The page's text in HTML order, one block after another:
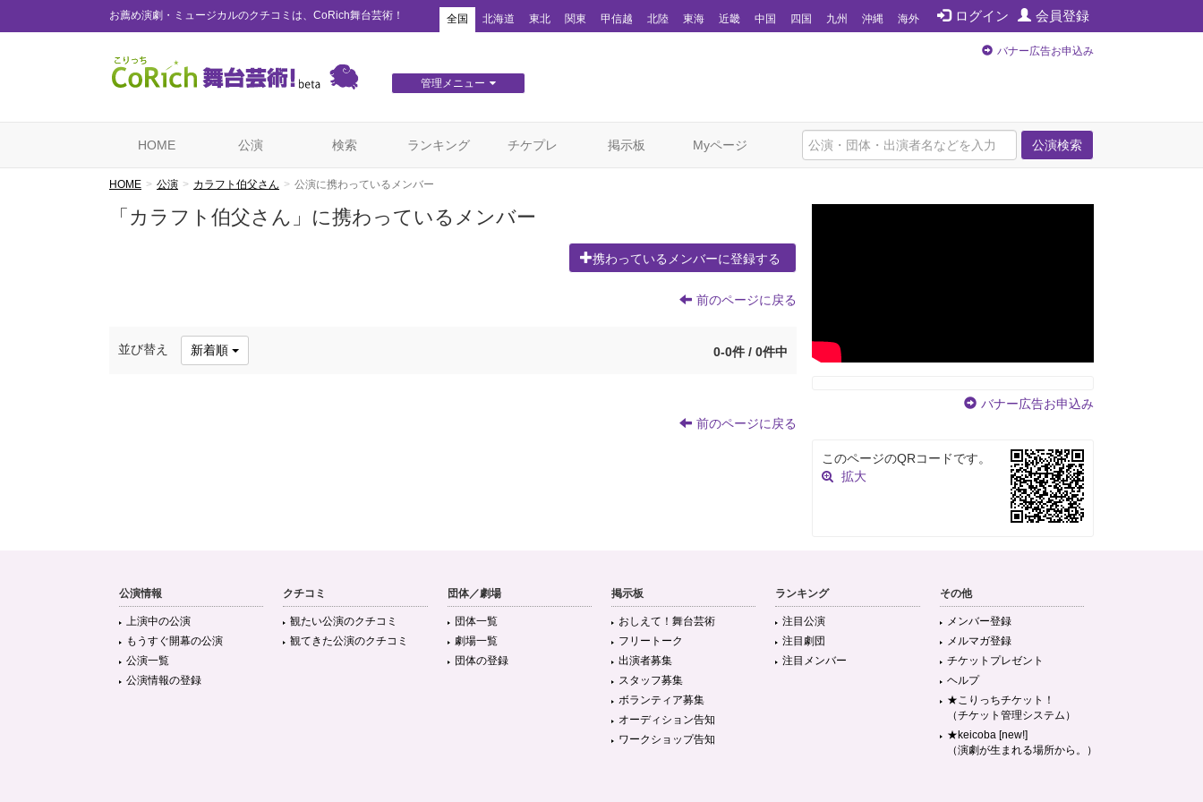
お薦め演劇・ミュージカルのクチコミは、CoRich舞台芸術！ ログイン 会員登録
全国 北海道 東北 関東 甲信越 北陸 東海 近畿 中国 四国 九州 沖縄 海外
管理メニュー
バナー広告お申込み
公演検索
HOME 公演 検索 ランキング チケプレ 掲示板 Myページ
HOME 公演 カラフト伯父さん 公演に携わっているメンバー
「カラフト伯父さん」に携わっているメンバー
携わっているメンバーに登録する
前のページに戻る
並び替え 新着順 0-0件 / 0件中
前のページに戻る
バナー広告お申込み
このページのQRコードです。
拡大
公演情報
上演中の公演
もうすぐ開幕の公演
公演一覧
公演情報の登録
クチコミ
観たい公演のクチコミ
観てきた公演のクチコミ
団体／劇場
団体一覧
劇場一覧
団体の登録
掲示板
おしえて！舞台芸術
フリートーク
出演者募集
スタッフ募集
ボランティア募集
オーディション告知
ワークショップ告知
ランキング
注目公演
注目劇団
注目メンバー
その他
メンバー登録
メルマガ登録
チケットプレゼント
ヘルプ
★こりっちチケット！
（チケット管理システム）
★keicoba [new!]
（演劇が生まれる場所から。）